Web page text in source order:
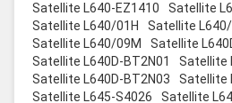
Satellite L640-EZ1410
Satellite
Satellite L640/01H
Satellite
Satellite L640/09M
Satellite
Satellite L640D-BT2N01
Satellite
Satellite L640D-BT2N03
Satellite
Satellite L645-S4026
Satellite